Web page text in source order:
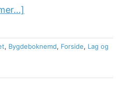
, Bygdeboknemd, Forside, Lag og